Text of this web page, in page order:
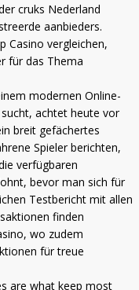
cruks Nederland
aanbieders.
Casino vergleichen,
für das Thema
modernen Online-
achtet heute vor
breit gefächertes
Spieler berichten,
verfügbaren
bevor man sich für
Testbericht mit allen
finden
, wo zudem
für treue
are what keep most